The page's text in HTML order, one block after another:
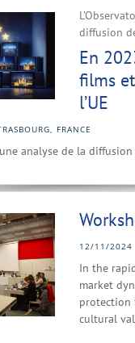
diffusion
En
films
l’UE
FRANCE
analyse de la
12/11/2024
In the
market
protection
cultural